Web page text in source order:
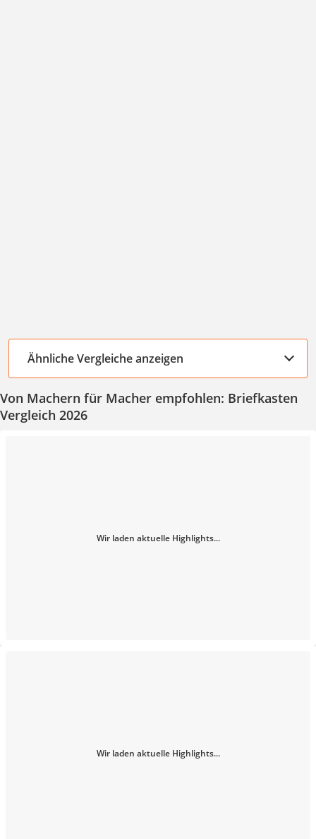
Ähnliche Vergleiche anzeigen
Von Machern für Macher empfohlen: Briefkasten
Vergleich 2026
Wir laden aktuelle Highlights...
Wir laden aktuelle Highlights...